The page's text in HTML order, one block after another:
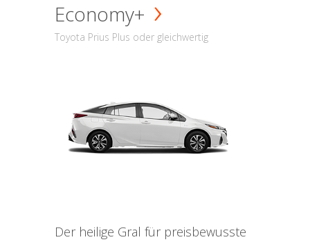
Economy+
Toyota Prius Plus oder gleichwertig
Der heilige Gral für preisbewusste